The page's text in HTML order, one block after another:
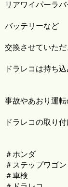
リアワイパーラバ
バッテリーなど
交換させていただ
ドラレコは持ち
事故やあおり運
ドラレコの取り
＃ホンダ
＃ステップワゴ
＃車検